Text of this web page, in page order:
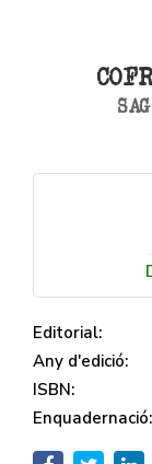
Editorial:
Any d'edició:
ISBN:
Enquadernació: